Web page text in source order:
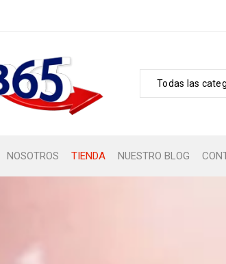
Todas las
NOSOTROS TIENDA NUESTRO BLOG